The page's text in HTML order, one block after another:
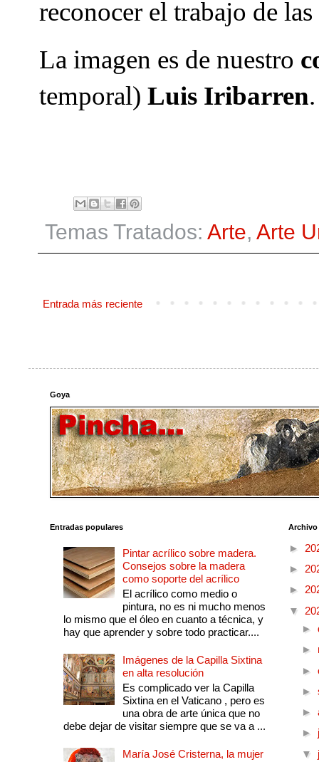
reconocer el trabajo de
La imagen es de nuestro
temporal) Luis Iribarren.
Temas Tratados: Arte, Arte
Entrada más reciente
Goya
Entradas populares
Pintar acrílico sobre madera.
Consejos sobre la madera
como soporte del acrílico
El acrílico como medio o
pintura, no es ni mucho menos
lo mismo que el óleo en cuanto a técnica, y
hay que aprender y sobre todo practicar....
Imágenes de la Capilla Sixtina
en alta resolución
Es complicado ver la Capilla
Sixtina en el Vaticano , pero es
una obra de arte única que no
debe dejar de visitar siempre que se va a ...
María José Cristerna, la mujer
►
►
►
▼
►
►
►
►
►
►
▼